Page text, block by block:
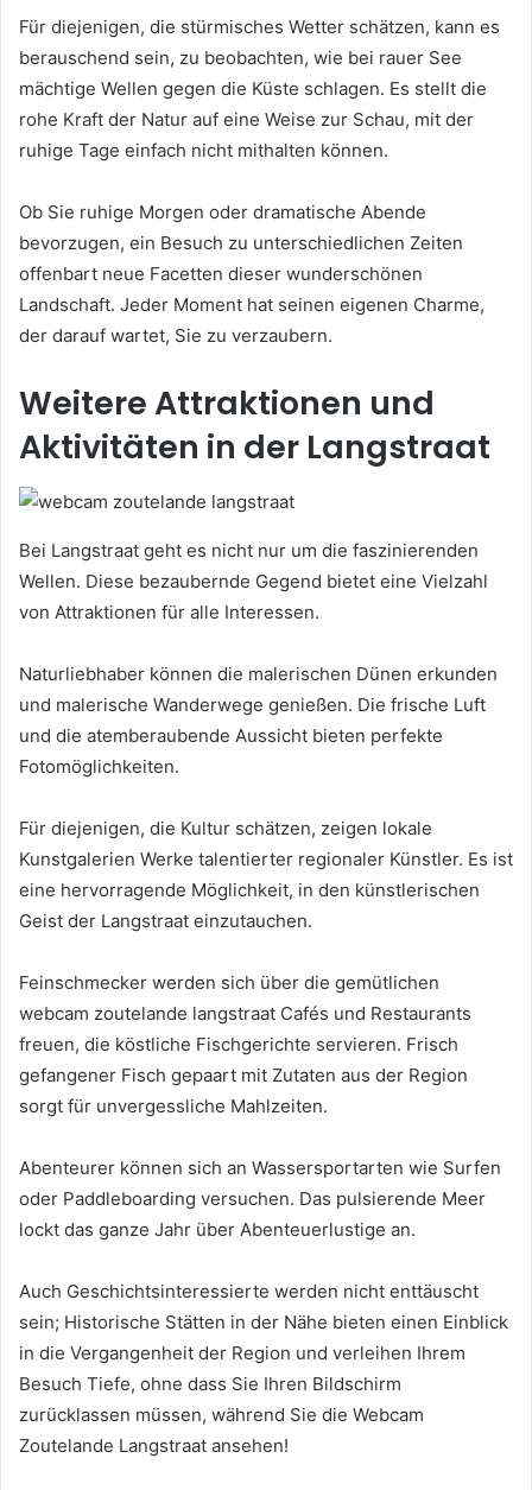
Für diejenigen, die stürmisches Wetter schätzen, kann es
berauschend sein, zu beobachten, wie bei rauer See
mächtige Wellen gegen die Küste schlagen. Es stellt die
rohe Kraft der Natur auf eine Weise zur Schau, mit der
ruhige Tage einfach nicht mithalten können.
Ob Sie ruhige Morgen oder dramatische Abende
bevorzugen, ein Besuch zu unterschiedlichen Zeiten
offenbart neue Facetten dieser wunderschönen
Landschaft. Jeder Moment hat seinen eigenen Charme,
der darauf wartet, Sie zu verzaubern.
Weitere Attraktionen und
Aktivitäten in der Langstraat
Bei Langstraat geht es nicht nur um die faszinierenden
Wellen. Diese bezaubernde Gegend bietet eine Vielzahl
von Attraktionen für alle Interessen.
Naturliebhaber können die malerischen Dünen erkunden
und malerische Wanderwege genießen. Die frische Luft
und die atemberaubende Aussicht bieten perfekte
Fotomöglichkeiten.
Für diejenigen, die Kultur schätzen, zeigen lokale
Kunstgalerien Werke talentierter regionaler Künstler. Es ist
eine hervorragende Möglichkeit, in den künstlerischen
Geist der Langstraat einzutauchen.
Feinschmecker werden sich über die gemütlichen
webcam zoutelande langstraat Cafés und Restaurants
freuen, die köstliche Fischgerichte servieren. Frisch
gefangener Fisch gepaart mit Zutaten aus der Region
sorgt für unvergessliche Mahlzeiten.
Abenteurer können sich an Wassersportarten wie Surfen
oder Paddleboarding versuchen. Das pulsierende Meer
lockt das ganze Jahr über Abenteuerlustige an.
Auch Geschichtsinteressierte werden nicht enttäuscht
sein; Historische Stätten in der Nähe bieten einen Einblick
in die Vergangenheit der Region und verleihen Ihrem
Besuch Tiefe, ohne dass Sie Ihren Bildschirm
zurücklassen müssen, während Sie die Webcam
Zoutelande Langstraat ansehen!